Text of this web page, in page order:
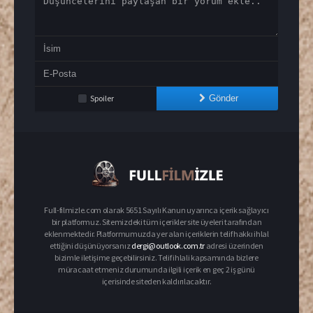
Spoiler Gönder
Full-filmizle.com olarak 5651 Sayılı Kanun uyarınca içerik sağlayıcı
bir platformuz. Sitemizdeki tüm içerikler site üyeleri tarafından
eklenmektedir. Platformumuzda yer alan içeriklerin telif hakkı ihlal
ettiğini düşünüyorsanızdergi@outlook.com.tr adresi üzerinden
bizimle iletişime geçebilirsiniz. Telif ihlali kapsamında bizlere
müracaat etmeniz durumunda ilgili içerik en geç 2 iş günü
içerisinde siteden kaldırılacaktır.